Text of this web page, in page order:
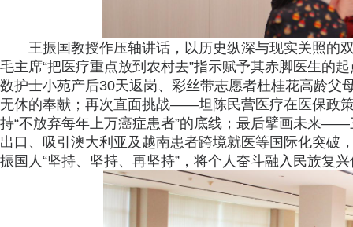
王振国教授作压轴讲话，以历史纵深与现实关照
毛主席“把医疗重点放到农村去”指示赋予其赤脚医生
数护士小苑产后30天返岗、彩丝带志愿者杜桂花高龄父
无休的奉献；再次直面挑战——坦陈民营医疗在医保政
持“不放弃每年上万癌症患者”的底线；最后擘画未来
出口、吸引澳大利亚及越南患者跨境就医等国际化突破
振国人“坚持、坚持、再坚持”，将个人奋斗融入民族复